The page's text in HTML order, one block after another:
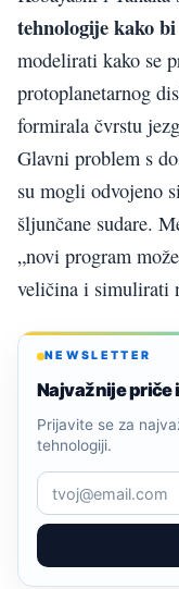
tehnologije kako
modelirati kako se
protoplanetarnog
formirala čvrstu
Glavni problem s
su mogli odvojeno
šljunčane sudare.
„novi program
veličina i simulirati
NEWSLETTER
Najvažnije priče
Prijavite se za
tehnologiji.